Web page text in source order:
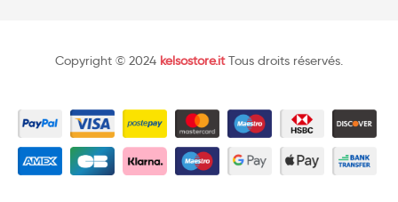
Copyright © 2024 kelsostore.itTous droits réservés.